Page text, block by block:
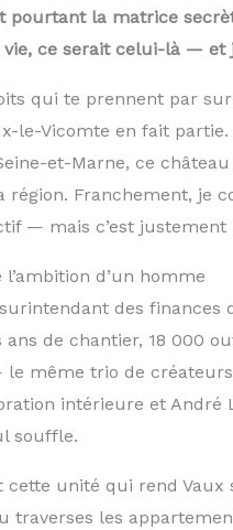
pourtant la matrice
ce serait celui-là — et
qui te prennent par
le-Vicomte en fait
et-Marne, ce
région. Franchement, je
— mais c’est
d’un homme
des finances
ans de chantier, 18 000
même trio de
intérieure et André
souffle.
cette unité qui rend
traverses les